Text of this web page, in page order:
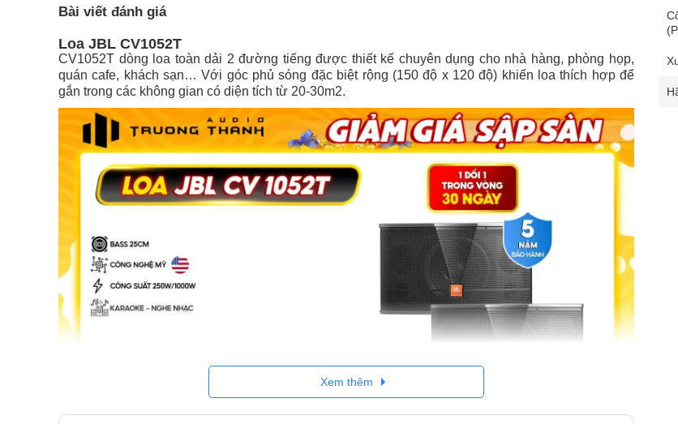
Bài viết đánh giá
Loa JBL CV1052T
CV1052T dòng loa toàn dải 2 đường tiếng được thiết kế chuyên dụng cho nhà hàng, phòng họp,
quán cafe, khách sạn… Với góc phủ sóng đặc biệt rộng (150 độ x 120 độ) khiến loa thích hợp để
gắn trong các không gian có diện tích từ 20-30m2.
Xem thêm